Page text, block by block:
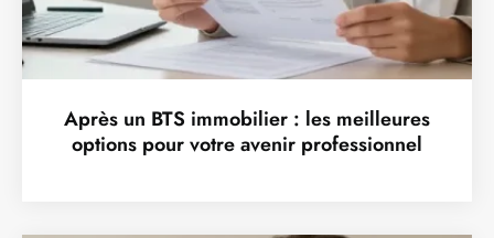
Après un BTS immobilier : les meilleures
options pour votre avenir professionnel